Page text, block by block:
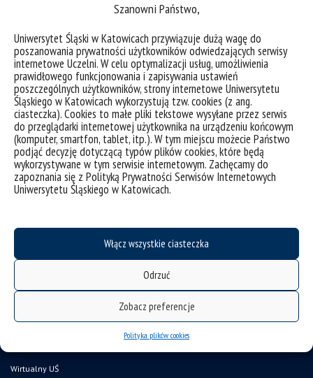
Szanowni Państwo,
Uniwersytet Śląski w Katowicach przywiązuje dużą wagę do
poszanowania prywatności użytkowników odwiedzających serwisy
internetowe Uczelni. W celu optymalizacji usług, umożliwienia
prawidłowego funkcjonowania i zapisywania ustawień
poszczególnych użytkowników, strony internetowe Uniwersytetu
Śląskiego w Katowicach wykorzystują tzw. cookies (z ang.
ciasteczka). Cookies to małe pliki tekstowe wysyłane przez serwis
do przeglądarki internetowej użytkownika na urządzeniu końcowym
(komputer, smartfon, tablet, itp.). W tym miejscu możecie Państwo
podjąć decyzję dotyczącą typów plików cookies, które będą
wykorzystywane w tym serwisie internetowym. Zachęcamy do
zapoznania się z Polityką Prywatności Serwisów Internetowych
Uniwersytetu Śląskiego w Katowicach.
Włącz wszystkie ciasteczka
Odrzuć
Zobacz preferencje
Polityka plików cookies
deklaracja dostępności
akty prawne
Wirtualny UŚ